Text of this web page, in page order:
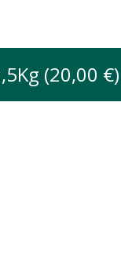
Kg (20,00 €)